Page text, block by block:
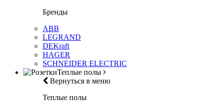
Бренды
ABB
LEGRAND
DEKraft
HAGER
SCHNEIDER ELECTRIC
Теплые полы
Вернуться в меню
Теплые полы